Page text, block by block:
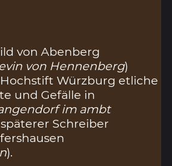
von Abenberg
von Hennenberg)
Würzburg etliche
und Gefälle in
im ambt
späterer Schreiber
).